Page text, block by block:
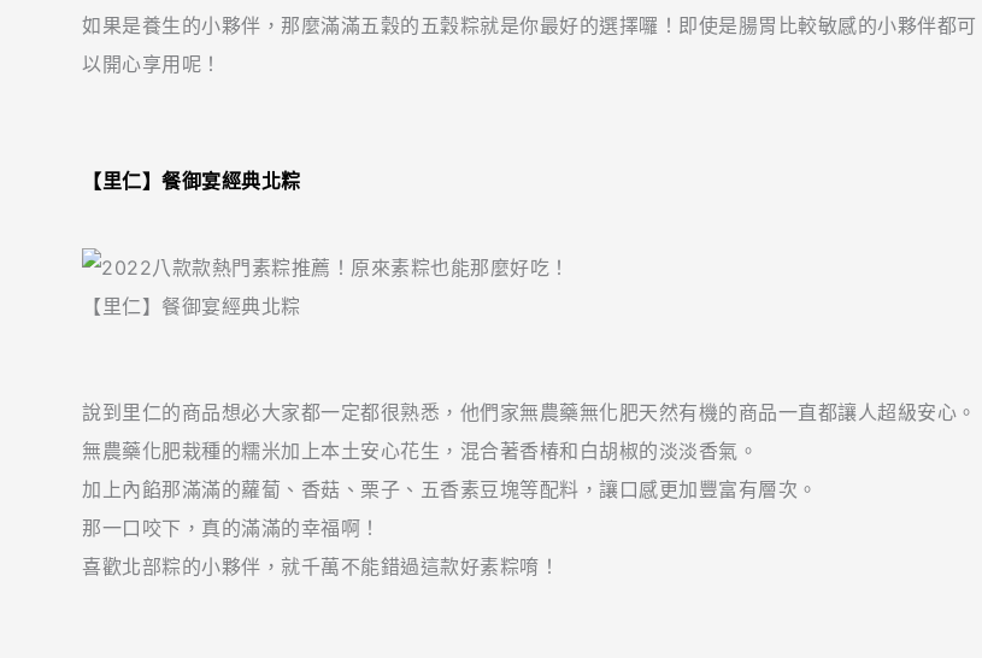
如果是養生的小夥伴，那麼滿滿五穀的五穀粽就是你最好的選擇囉！即使是腸胃比較敏感的小夥伴都可
以開心享用呢！
【里仁】餐御宴經典北粽
【里仁】餐御宴經典北粽
說到里仁的商品想必大家都一定都很熟悉，他們家無農藥無化肥天然有機的商品一直都讓人超級安心。
無農藥化肥栽種的糯米加上本土安心花生，混合著香椿和白胡椒的淡淡香氣。
加上內餡那滿滿的蘿蔔、香菇、栗子、五香素豆塊等配料，讓口感更加豐富有層次。
那一口咬下，真的滿滿的幸福啊！
喜歡北部粽的小夥伴，就千萬不能錯過這款好素粽唷！